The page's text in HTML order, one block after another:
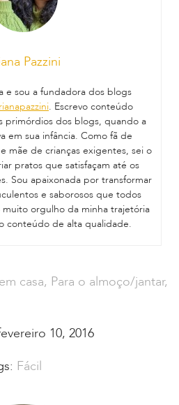
Pazzini
e sou a fundadora dos blogs
. Escrevo conteúdo
primórdios dos blogs, quando a
em sua infância. Como fã de
mãe de crianças exigentes, sei o
pratos que satisfaçam até os
Sou apaixonada por transformar
e saborosos que todos
muito orgulho da minha trajetória
conteúdo de alta qualidade.
casa, Para o almoço/jantar,
10, 2016
Fácil